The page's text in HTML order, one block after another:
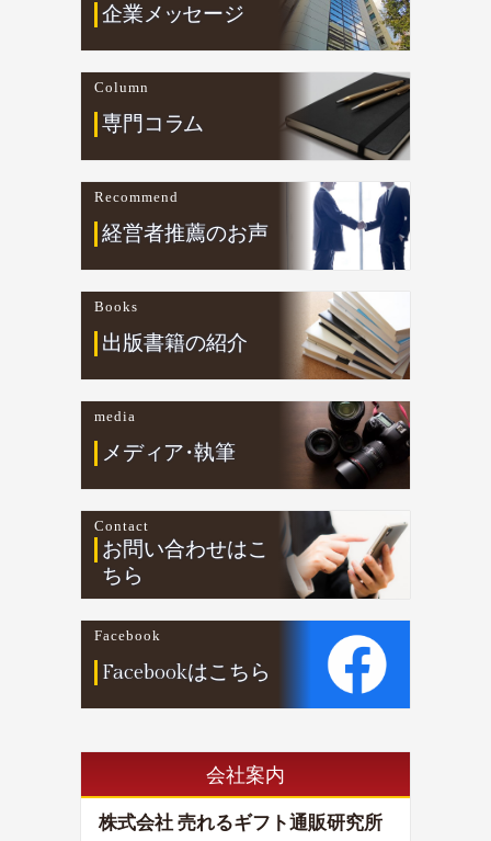
企業メ ッセージ
Column
専門コ ラム
Recommend
経営者推薦のお声
Books
出版書籍の紹介
media
メディア・執筆
Contact
お問い合わせはこ
ちら
Facebook
Facebookはこちら
会社案内
株式会社 売れるギフト通販研究所